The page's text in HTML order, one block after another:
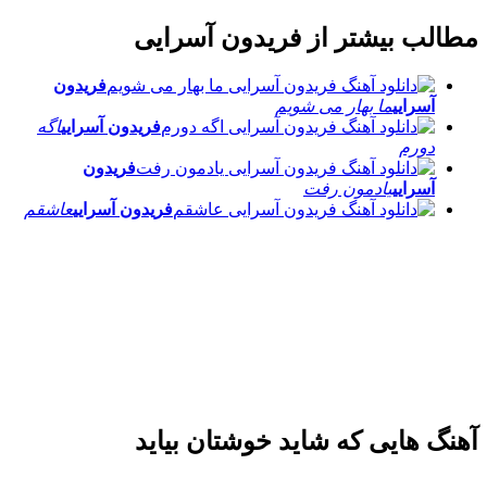
مطالب بیشتر از فریدون آسرایی
فریدون
آسراییما بهار می شویم
فریدون آسراییاگه
دورم
فریدون
آسرایییادمون رفت
فریدون آسراییعاشقم
آهنگ هایی که شاید خوشتان بیاید